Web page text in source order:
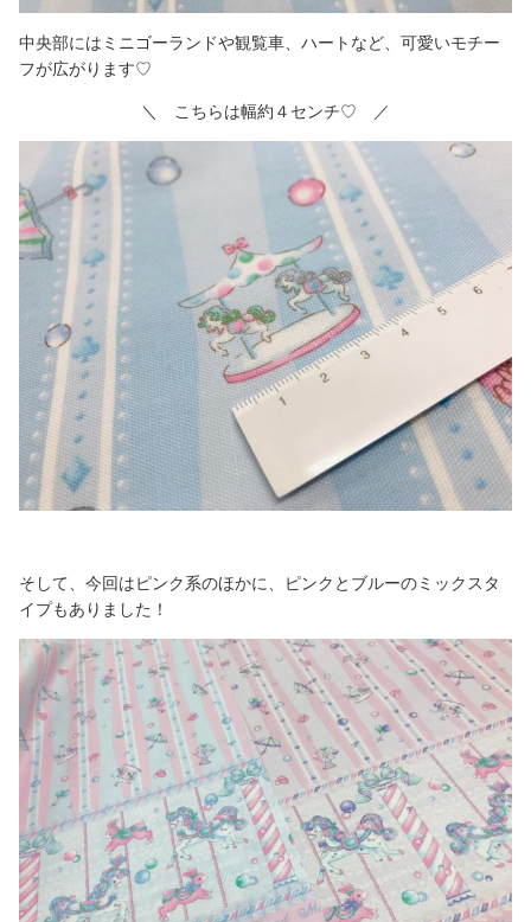
中央部にはミニゴーランドや観覧車、ハートなど、可愛いモチー
フが広がります♡
＼ こちらは幅約４センチ♡ ／
そして、今回はピンク系のほかに、ピンクとブルーのミックスタ
イプもありました！